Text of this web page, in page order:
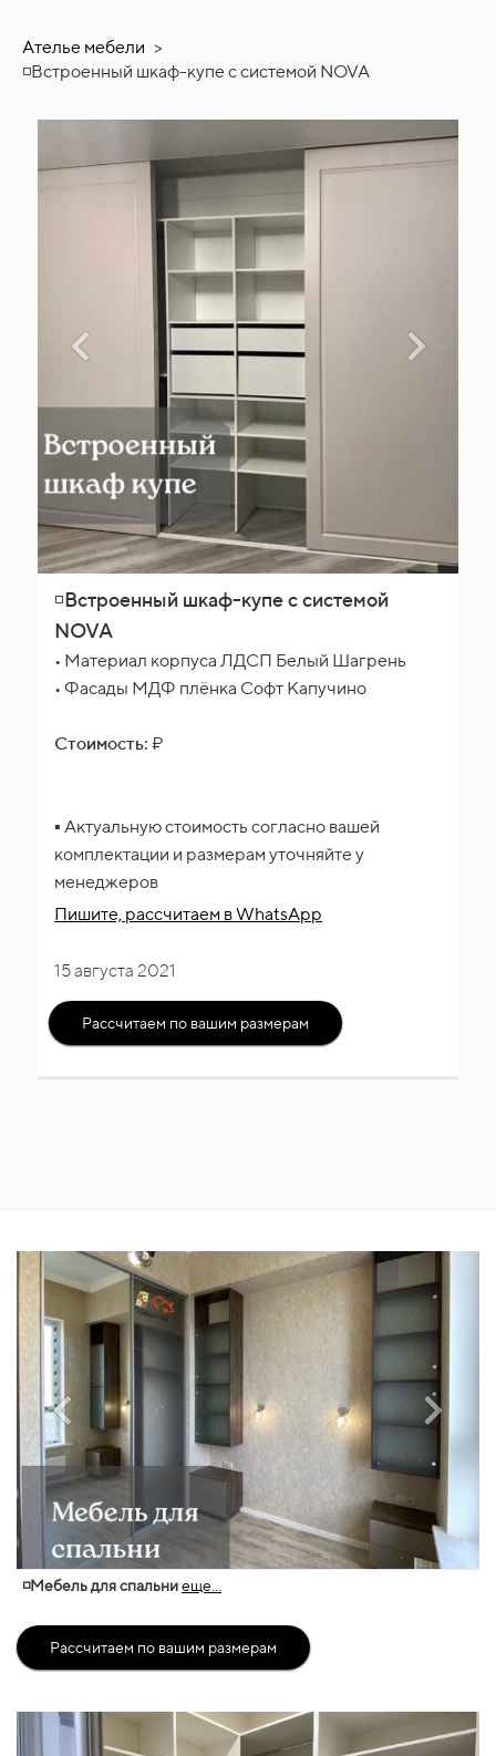
Ателье мебели >
◽Встроенный шкаф-купе с системой NOVA
◽Встроенный шкаф-купе с системой
NOVA
• Материал корпуса ЛДСП Белый Шагрень
• Фасады МДФ плёнка Софт Капучино
Стоимость: ₽
▪️ Актуальную стоимость согласно вашей
комплектации и размерам уточняйте у
менеджеров
Пишите, рассчитаем в WhatsApp
15 августа 2021
Рассчитаем по вашим размерам
◽Мебель для спальниеще...
Рассчитаем по вашим размерам